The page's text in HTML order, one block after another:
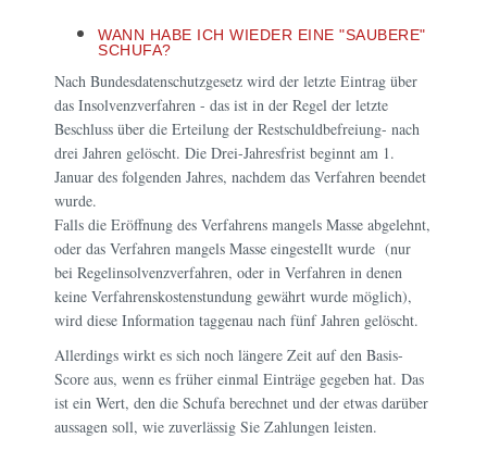
WANN HABE ICH WIEDER EINE "SAUBERE"
SCHUFA?
Nach Bundesdatenschutzgesetz wird der letzte Eintrag über
das Insolvenzverfahren - das ist in der Regel der letzte
Beschluss über die Erteilung der Restschuldbefreiung- nach
drei Jahren gelöscht. Die Drei-Jahresfrist beginnt am 1.
Januar des folgenden Jahres, nachdem das Verfahren beendet
wurde.
Falls die Eröffnung des Verfahrens mangels Masse abgelehnt,
oder das Verfahren mangels Masse eingestellt wurde (nur
bei Regelinsolvenzverfahren, oder in Verfahren in denen
keine Verfahrenskostenstundung gewährt wurde möglich),
wird diese Information taggenau nach fünf Jahren gelöscht.
Allerdings wirkt es sich noch längere Zeit auf den Basis-
Score aus, wenn es früher einmal Einträge gegeben hat. Das
ist ein Wert, den die Schufa berechnet und der etwas darüber
aussagen soll, wie zuverlässig Sie Zahlungen leisten.